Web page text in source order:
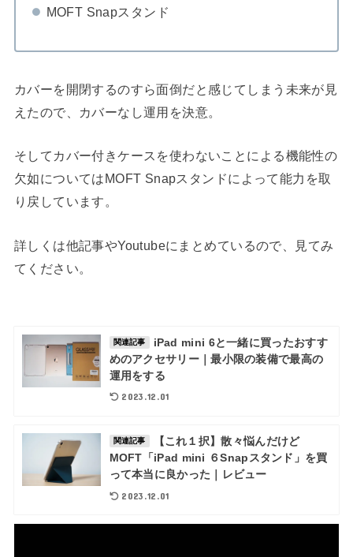
MOFT Snapスタンド
カバーを開閉するのすら面倒だと感じてしまう未来が見
えたので、カバーなし運用を決意。
そしてカバー付きケースを使わないことによる機能性の
欠如についてはMOFT Snapスタンドによって能力を取
り戻しています。
詳しくは他記事やYoutubeにまとめているので、見てみ
てください。
関連記事
iPad mini 6と一緒に買ったおすす
めのアクセサリー｜最小限の装備で最高の
運用をする
2023.12.01
関連記事
【これ１択】散々悩んだけど
MOFT「iPad mini ６Snapスタンド」を買
って本当に良かった｜レビュー
2023.12.01